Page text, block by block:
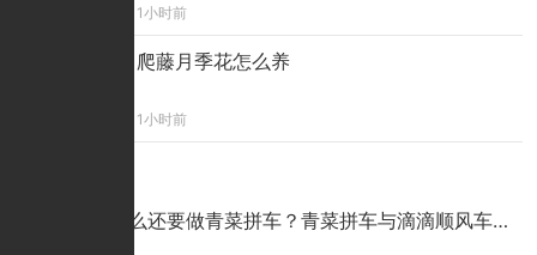
1小时前
爬藤月季花怎么养
1小时前
滴滴为什么还要做青菜拼车？青菜拼车与滴滴顺风车有啥区别？